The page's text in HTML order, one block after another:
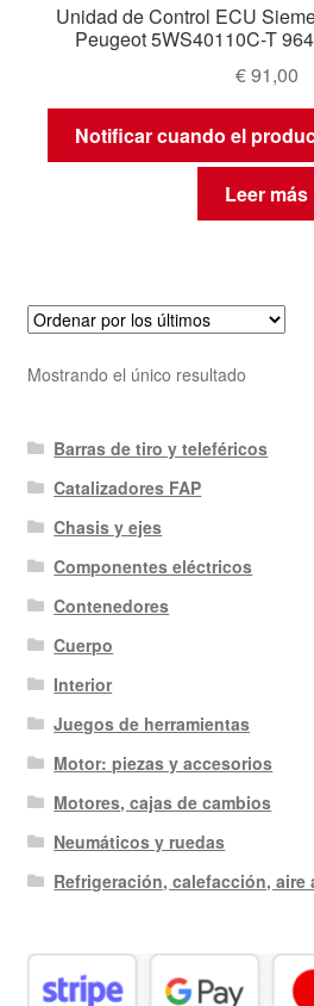
Unidad de Control ECU
Peugeot 5WS40110C-T
€91,00
Notificar cuando el
Leer más
Mostrando el único resultado
Barras de tiro y teleféricos
Catalizadores FAP
Chasis y ejes
Componentes eléctricos
Contenedores
Cuerpo
Interior
Juegos de herramientas
Motor: piezas y accesorios
Motores, cajas de cambios
Neumáticos y ruedas
Refrigeración, calefacción,